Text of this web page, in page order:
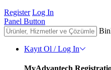
Register Log In
Panel Button
Kayıt Ol / Log In
MyAdvantech